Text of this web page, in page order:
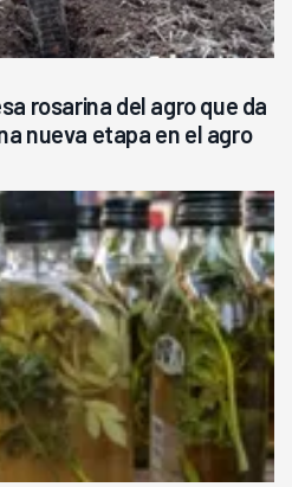
rosarina del agro que da
nueva etapa en el agro